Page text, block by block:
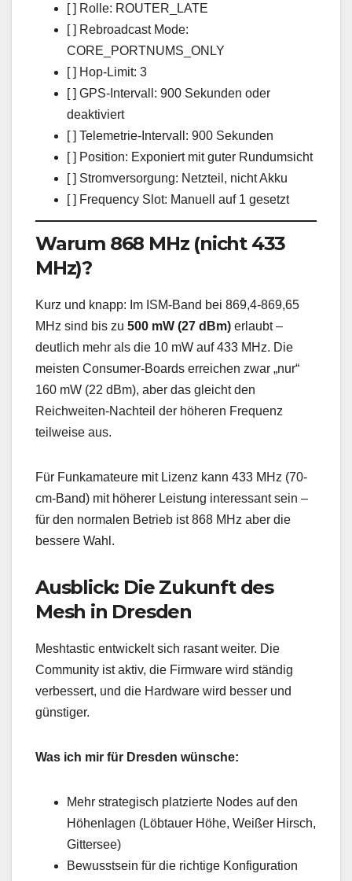
[ ] Rolle: ROUTER_LATE
[ ] Rebroadcast Mode:
CORE_PORTNUMS_ONLY
[ ] Hop-Limit: 3
[ ] GPS-Intervall: 900 Sekunden oder
deaktiviert
[ ] Telemetrie-Intervall: 900 Sekunden
[ ] Position: Exponiert mit guter Rundumsicht
[ ] Stromversorgung: Netzteil, nicht Akku
[ ] Frequency Slot: Manuell auf 1 gesetzt
Warum 868 MHz (nicht 433
MHz)?
Kurz und knapp: Im ISM-Band bei 869,4-869,65
MHz sind bis zu 500 mW (27 dBm) erlaubt –
deutlich mehr als die 10 mW auf 433 MHz. Die
meisten Consumer-Boards erreichen zwar „nur“
160 mW (22 dBm), aber das gleicht den
Reichweiten-Nachteil der höheren Frequenz
teilweise aus.
Für Funkamateure mit Lizenz kann 433 MHz (70-
cm-Band) mit höherer Leistung interessant sein –
für den normalen Betrieb ist 868 MHz aber die
bessere Wahl.
Ausblick: Die Zukunft des
Mesh in Dresden
Meshtastic entwickelt sich rasant weiter. Die
Community ist aktiv, die Firmware wird ständig
verbessert, und die Hardware wird besser und
günstiger.
Was ich mir für Dresden wünsche:
Mehr strategisch platzierte Nodes auf den
Höhenlagen (Löbtauer Höhe, Weißer Hirsch,
Gittersee)
Bewusstsein für die richtige Konfiguration